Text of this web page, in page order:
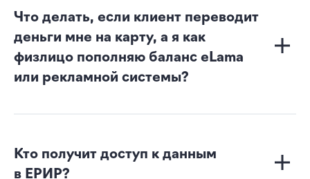
Что делать, если клиент переводит
деньги мне на карту, а я как
физлицо пополняю баланс eLama
или рекламной системы?
Кто получит доступ к данным
в ЕРИР?